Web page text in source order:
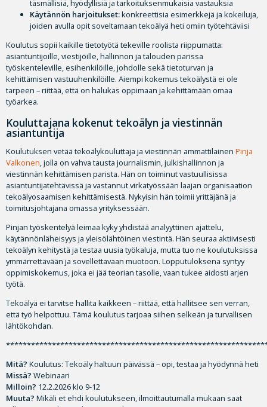
täsmällisiä, hyödyllisiä ja tarkoituksenmukaisia vastauksia
Käytännön harjoitukset:konkreettisia esimerkkejä ja kokeiluja,
joiden avulla opit soveltamaan tekoälyä heti omiin työtehtäviisi
Koulutus sopii kaikille tietotyötä tekeville roolista riippumatta:
asiantuntijoille, viestijöille, hallinnon ja talouden parissa
työskenteleville, esihenkilöille, johdolle sekä tietoturvan ja
kehittämisen vastuuhenkilöille. Aiempi kokemus tekoälystä ei ole
tarpeen – riittää, että on halukas oppimaan ja kehittämään omaa
työarkea.
Kouluttajana kokenut tekoälyn ja viestinnän
asiantuntija
Koulutuksen vetää tekoälykouluttaja ja viestinnän ammattilainen Pinja
Valkonen, jolla on vahva tausta journalismin, julkishallinnon ja
viestinnän kehittämisen parista. Hän on toiminut vastuullisissa
asiantuntijatehtävissä ja vastannut virkatyössään laajan organisaation
tekoälyosaamisen kehittämisestä. Nykyisin hän toimii yrittäjänä ja
toimitusjohtajana omassa yrityksessään.
Pinjan työskentelyä leimaa kyky yhdistää analyyttinen ajattelu,
käytännönläheisyys ja yleisölähtöinen viestintä. Hän seuraa aktiivisesti
tekoälyn kehitystä ja testaa uusia työkaluja, mutta tuo ne koulutuksissa
ymmärrettävään ja sovellettavaan muotoon. Lopputuloksena syntyy
oppimiskokemus, joka ei jää teorian tasolle, vaan tukee aidosti arjen
työtä.
Tekoälyä ei tarvitse hallita kaikkeen – riittää, että hallitsee sen verran,
että työ helpottuu. Tämä koulutus tarjoaa siihen selkeän ja turvallisen
lähtökohdan.
Mitä? Koulutus: Tekoäly haltuun päivässä – opi, testaa ja hyödynnä heti
Missä? Webinaari
Milloin? 12.2.2026 klo 9-12
Muuta? Mikäli et ehdi koulutukseen, ilmoittautumalla mukaan saat